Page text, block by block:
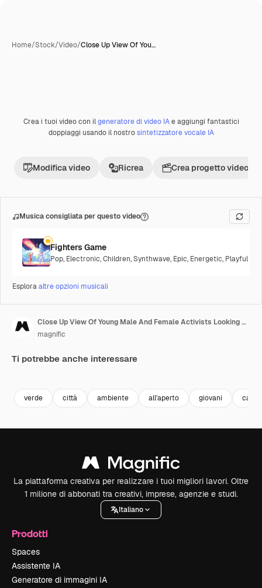
Home/Stock/Video/Close Up View Of You…
Crea i tuoi video con ilgeneratore di video IAe aggiungi fantastici
doppiaggi usando il nostrosintetizzatore vocale IA
Modifica video Ricrea Crea progetto video
Musica consigliata per questo video
Fighters Game
Pop, Electronic,Children,Synthwave, Epic, Energetic, Playful
Esploraaltre opzioni musicali
Close Up View Of Young Male And Female Activists Looking At Camera Holding A Cardboard Placard During A Climate Change Protest
magnific
Ti potrebbe anche interessare
verde città ambiente all'aperto giovani
La piattaforma creativa per realizzare i tuoi migliori lavori. Oltre
1 milione di abbonati tra creativi, imprese, agenzie e studi.
Italiano
Prodotti
Spaces
Assistente IA
Generatore di immagini IA